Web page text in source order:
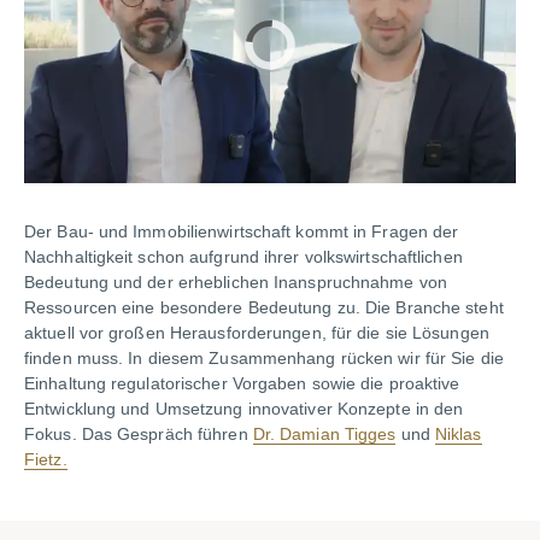
Der Bau- und Immobilienwirtschaft kommt in Fragen der
Nachhaltigkeit schon aufgrund ihrer volkswirtschaftlichen
Bedeutung und der erheblichen Inanspruchnahme von
Ressourcen eine besondere Bedeutung zu. Die Branche steht
aktuell vor großen Herausforderungen, für die sie Lösungen
finden muss. In diesem Zusammenhang rücken wir für Sie die
Einhaltung regulatorischer Vorgaben sowie die proaktive
Entwicklung und Umsetzung innovativer Konzepte in den
Fokus. Das Gespräch führen Dr. Damian Tigges und Niklas
Fietz.